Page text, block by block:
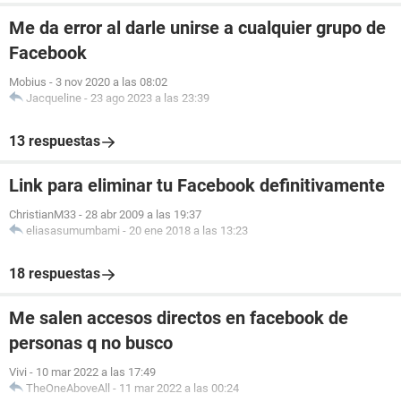
Me da error al darle unirse a cualquier grupo de
Facebook
Mobius - 3 nov 2020 a las 08:02
Jacqueline - 23 ago 2023 a las 23:39
13 respuestas
Link para eliminar tu Facebook definitivamente
ChristianM33 - 28 abr 2009 a las 19:37
eliasasumumbami - 20 ene 2018 a las 13:23
18 respuestas
Me salen accesos directos en facebook de
personas q no busco
Vivi - 10 mar 2022 a las 17:49
TheOneAboveAll - 11 mar 2022 a las 00:24